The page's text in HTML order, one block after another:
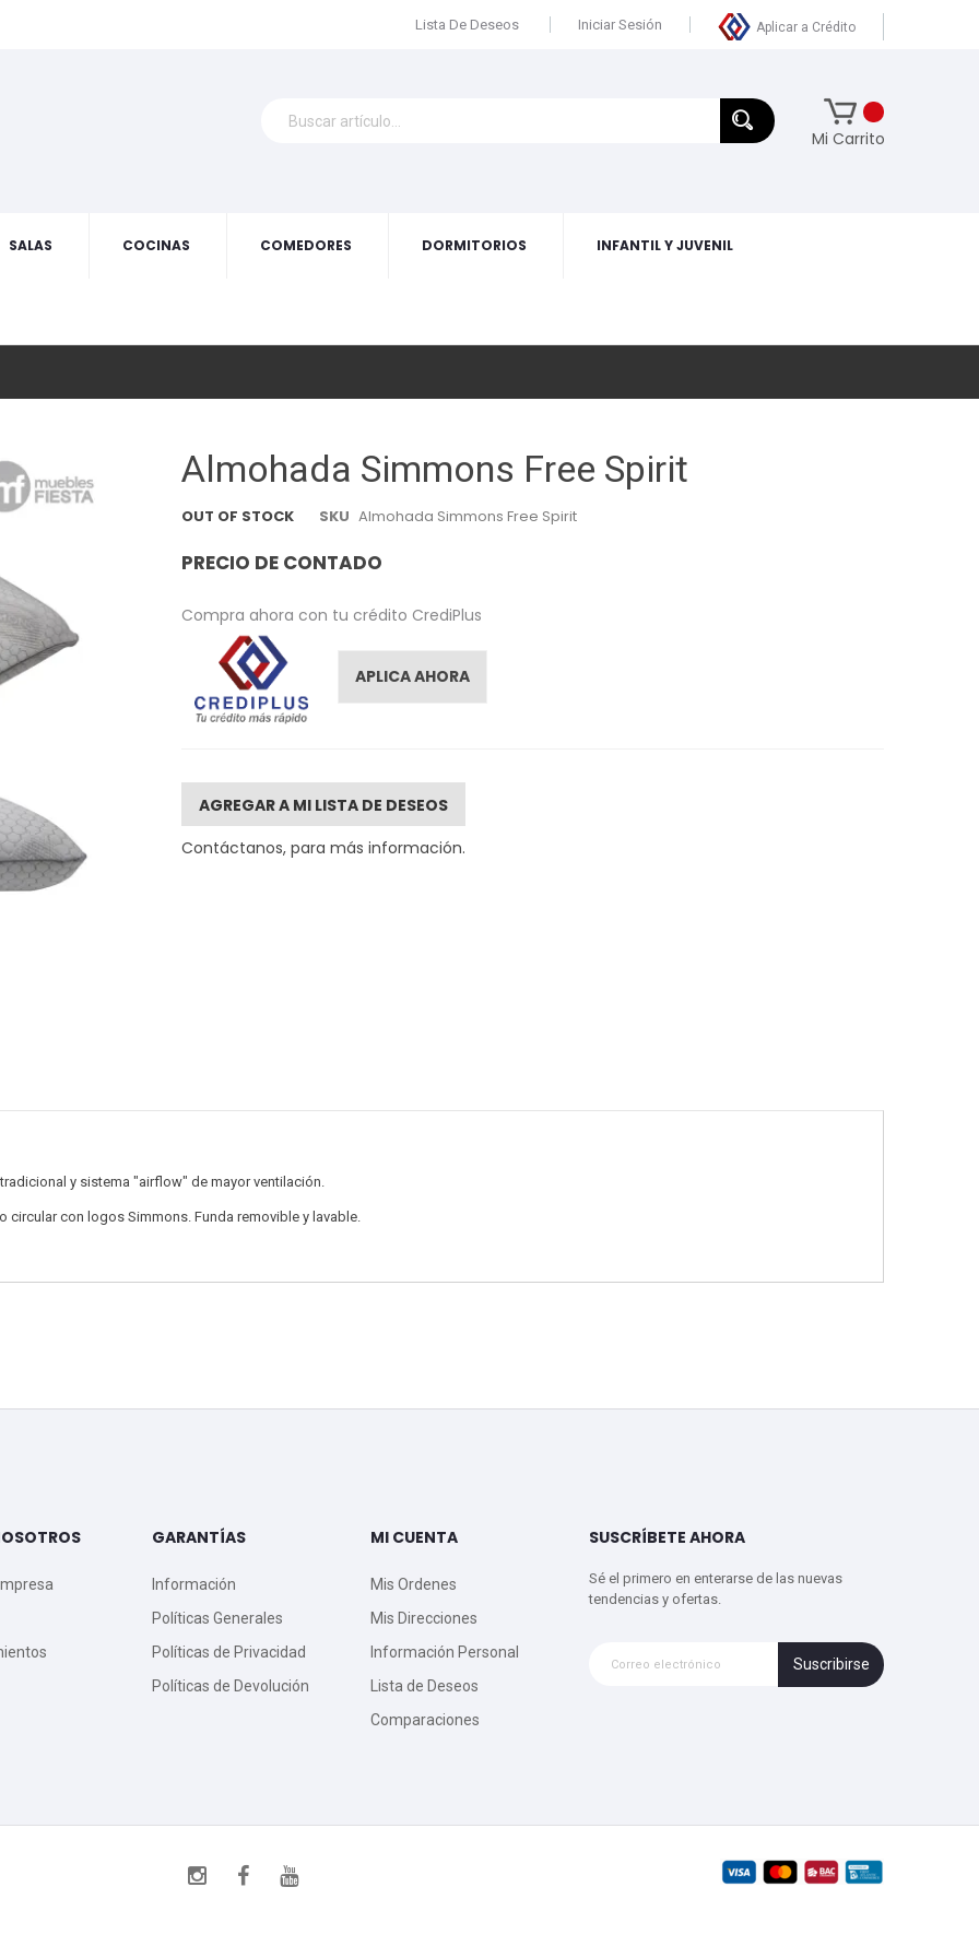
Aplicar a Crédito
Lista De Deseos Iniciar Sesión
Mi Carrito
SALAS COCINAS COMEDORES DORMITORIOS INFANTIL Y JUVENIL
Almohada Simmons Free Spirit
OUT OF STOCK SKU Almohada Simmons Free Spirit
PRECIO DE CONTADO
Compra ahora con tu crédito CrediPlus
APLICA AHORA
AGREGAR A MI LISTA DE DESEOS
Contáctanos, para más información.
y sistema "airflow" de mayor ventilación.
circular con logos Simmons. Funda removible y lavable.
GARANTÍAS
Información
Políticas Generales
Políticas de Privacidad
Políticas de Devolución
MI CUENTA
Mis Ordenes
Mis Direcciones
Información Personal
Lista de Deseos
Comparaciones
SUSCRÍBETE AHORA
Sé el primero en enterarse de las nuevas
tendencias y ofertas.
Suscribirse